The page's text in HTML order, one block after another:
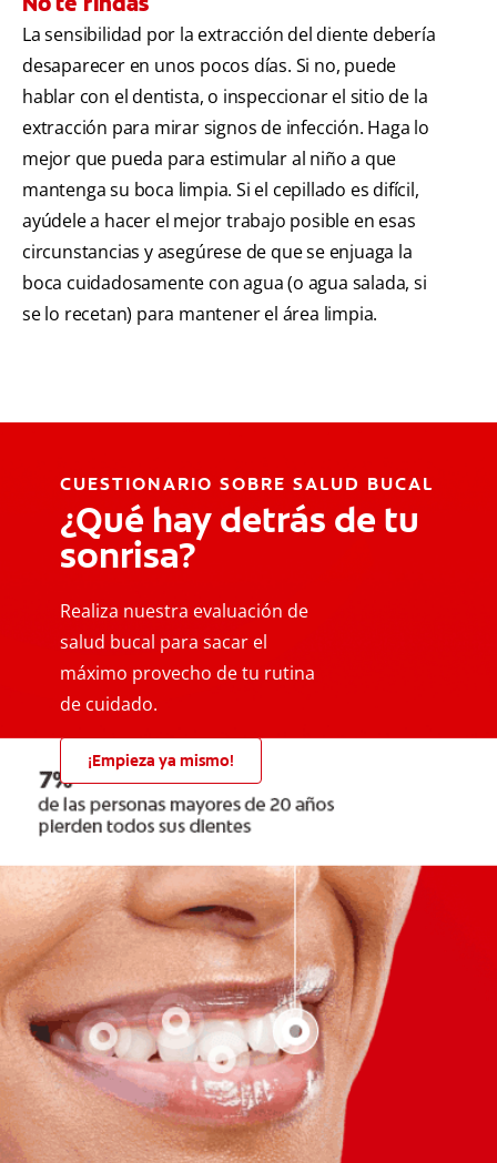
La sensibilidad por la extracción del diente debería
desaparecer en unos pocos días. Si no, puede
hablar con el dentista, o inspeccionar el sitio de la
extracción para mirar signos de infección. Haga lo
mejor que pueda para estimular al niño a que
mantenga su boca limpia. Si el cepillado es difícil,
ayúdele a hacer el mejor trabajo posible en esas
circunstancias y asegúrese de que se enjuaga la
boca cuidadosamente con agua (o agua salada, si
se lo recetan) para mantener el área limpia.
CUESTIONARIO SOBRE SALUD BUCAL
¿Qué hay detrás de tu
sonrisa?
Realiza nuestra evaluación de
salud bucal para sacar el
máximo provecho de tu rutina
de cuidado.
¡Empieza ya mismo!